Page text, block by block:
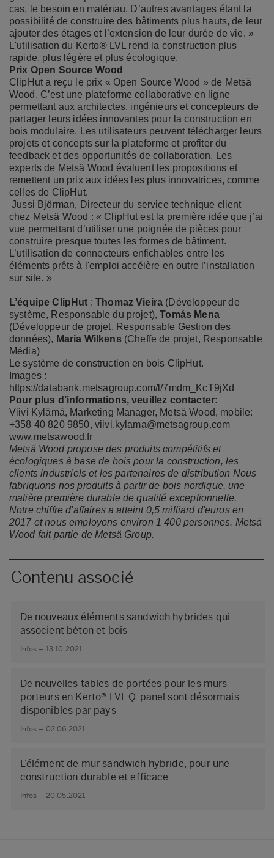
cas, le besoin en matériau. D’autres avantages étant la
possibilité de construire des bâtiments plus hauts, de leur
ajouter des étages et l’extension de leur durée de vie. »
L'utilisation du Kerto® LVL rend la construction plus
rapide, plus légère et plus écologique.
Prix Open Source Wood
ClipHut a reçu le prix « Open Source Wood » de Metsä
Wood. C’est une plateforme collaborative en ligne
permettant aux architectes, ingénieurs et concepteurs de
partager leurs idées innovantes pour la construction en
bois modulaire. Les utilisateurs peuvent télécharger leurs
projets et concepts sur la plateforme et profiter du
feedback et des opportunités de collaboration. Les
experts de Metsä Wood évaluent les propositions et
remettent un prix aux idées les plus innovatrices, comme
celles de ClipHut.
Jussi Björman, Directeur du service technique client
chez Metsä Wood : « ClipHut est la première idée que j’ai
vue permettant d’utiliser une poignée de pièces pour
construire presque toutes les formes de bâtiment.
L’utilisation de connecteurs enfichables entre les
éléments prêts à l'emploi accélère en outre l’installation
sur site. »
L’équipe ClipHut :Thomaz Vieira (Développeur de
système, Responsable du projet),Tomás Mena
(Développeur de projet, Responsable Gestion des
données), Maria Wilkens (Cheffe de projet, Responsable
Média)
Le système de construction en bois ClipHut.
Images :
https://databank.metsagroup.com/l/7mdm_KcT9jXd
Pour plus d’informations, veuillez contacter:
Viivi Kylämä, Marketing Manager, Metsä Wood, mobile:
+358 40 820 9850, viivi.kylama@metsagroup.com
www.metsawood.fr
Metsä Wood propose des produits compétitifs et
écologiques à base de bois pour la construction, les
clients industriels et les partenaires de distribution Nous
fabriquons nos produits à partir de bois nordique, une
matière première durable de qualité exceptionnelle.
Notre chiffre d'affaires a atteint 0,5 milliard d'euros en
2017 et nous employons environ 1 400 personnes. Metsä
Wood fait partie de Metsä Group.
Contenu associé
De nouveaux éléments sandwich hybrides qui
associent béton et bois
Infos – 13.10.2021
De nouvelles tables de portées pour les murs
porteurs en Kerto® LVL Q-panel sont désormais
disponibles par pays
Infos – 02.06.2021
L’élément de mur sandwich hybride, pour une
construction durable et efficace
Infos – 20.05.2021